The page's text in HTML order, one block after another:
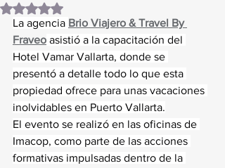
Obtuvo NaN de 5 estrellas.
La agencia Brio Viajero & Travel By
Fraveo asistió a la capacitación del
Hotel Vamar Vallarta, donde se
presentó a detalle todo lo que esta
propiedad ofrece para unas vacaciones
inolvidables en Puerto Vallarta.
El evento se realizó en las oficinas de
Imacop, como parte de las acciones
formativas impulsadas dentro de la